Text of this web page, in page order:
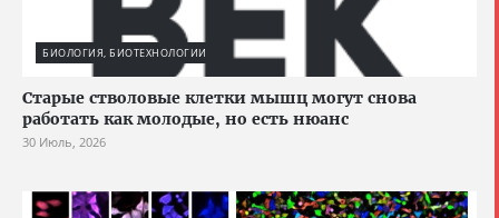
БИОЛОГИЯ, БИОТЕХНОЛОГИИ
Старые стволовые клетки мышц могут снова
работать как молодые, но есть нюанс
30 Июль, 2026